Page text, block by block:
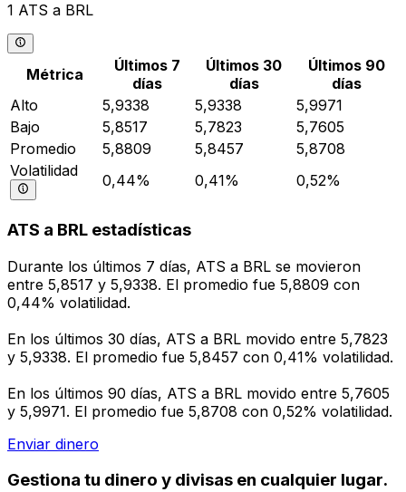
1 ATS a BRL
Métrica
Últimos 7
días
Últimos 30
días
Últimos 90
días
Alto
5,9338 5,9338
5,9971
Bajo
5,8517 5,7823
5,7605
Promedio
5,8809 5,8457
5,8708
Volatilidad
0,44% 0,41% 0,52%
ATS a BRL estadísticas
Durante los últimos 7 días, ATS a BRL se movieron
entre 5,8517 y 5,9338. El promedio fue 5,8809 con
0,44% volatilidad.
En los últimos 30 días, ATS a BRL movido entre 5,7823
y 5,9338. El promedio fue 5,8457 con 0,41% volatilidad.
En los últimos 90 días, ATS a BRL movido entre 5,7605
y 5,9971. El promedio fue 5,8708 con 0,52% volatilidad.
Enviar dinero
Gestiona tu dinero y divisas en cualquier lugar.